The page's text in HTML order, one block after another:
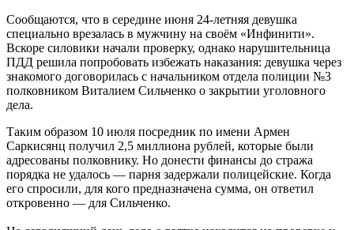
Сообщаются, что в середине июня 24-летняя девушка
специально врезалась в мужчину на своём «Инфинити».
Вскоре силовики начали проверку, однако нарушительница
ПДД решила попробовать избежать наказания: девушка через
знакомого договорилась с начальником отдела полиции №3
полковником Виталием Сильченко о закрытии уголовного
дела.
Таким образом 10 июля посредник по имени Армен
Саркисянц получил 2,5 миллиона рублей, которые были
адресованы полковнику. Но донести финансы до стража
порядка не удалось — парня задержали полицейские. Когда
его спросили, для кого предназначена сумма, он ответил
откровенно — для Сильченко.